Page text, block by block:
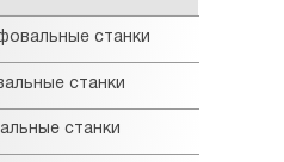
станки
станки
станки